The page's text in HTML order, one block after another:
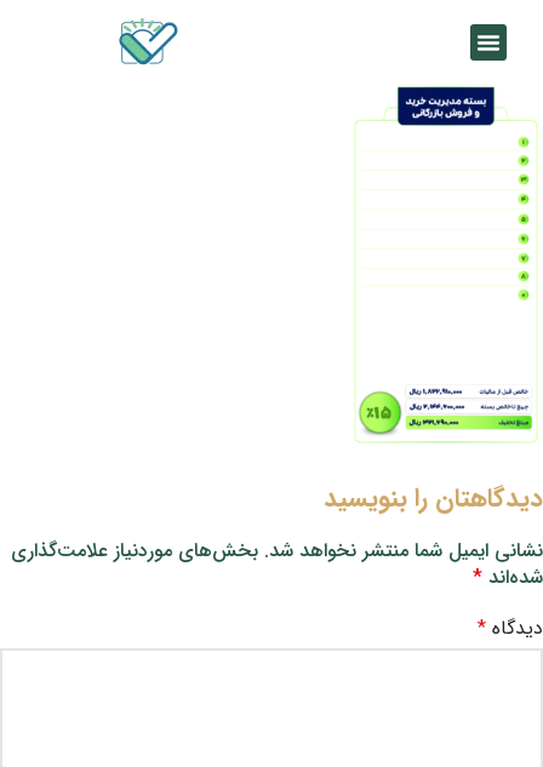
دیدگاهتان را بنویسید
نشانی ایمیل شما منتشر نخواهد شد. بخش‌های موردنیاز علامت‌گذاری
شده‌اند *
دیدگاه *